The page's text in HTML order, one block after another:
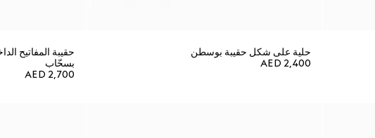
حلية على شكل حقيبة بوسطن
AED 2,400
بسحّاب
AED 2,700